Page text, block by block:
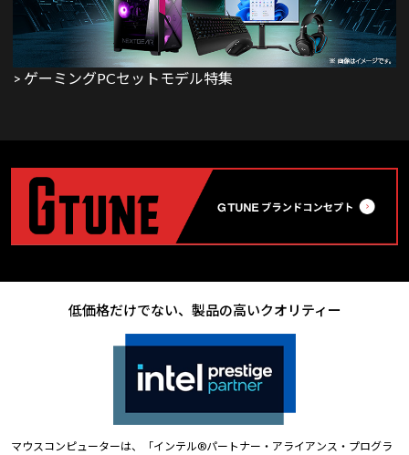
> ゲーミングPCセットモデル特集
低価格だけでない、製品の高いクオリティー
マウスコンピューターは、「インテル®パートナー・アライアンス・プログラ